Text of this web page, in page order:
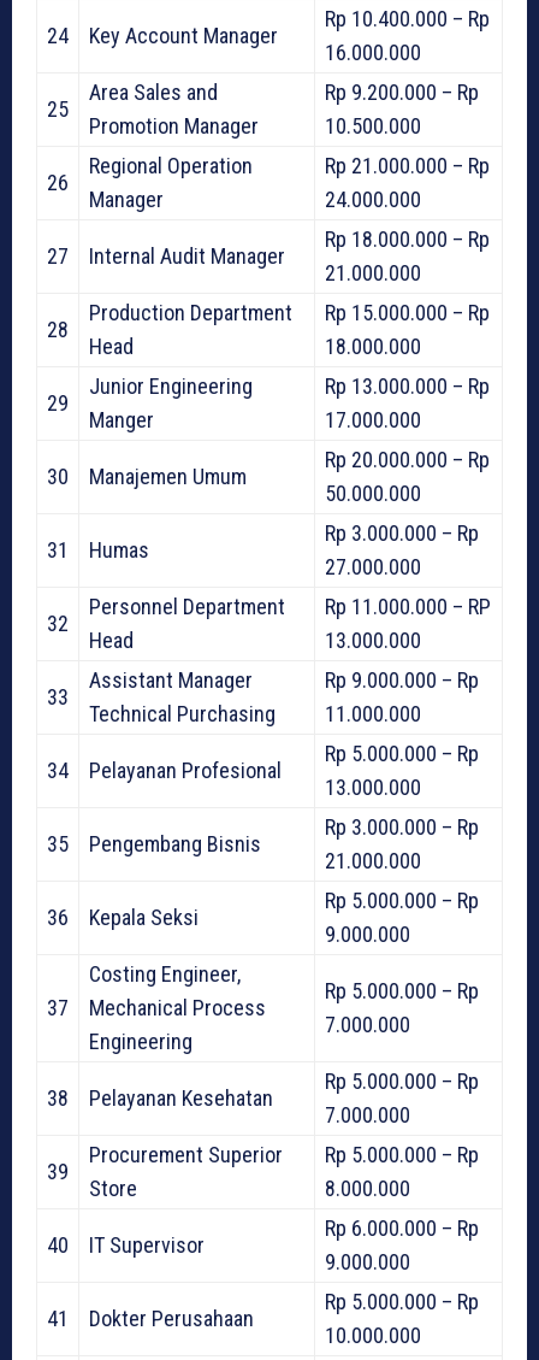
24 Key Account Manager
Rp 10.400.000 – Rp
16.000.000
25
Area Sales and
Promotion Manager
Rp 9.200.000 – Rp
10.500.000
26
Regional Operation
Manager
Rp 21.000.000 – Rp
24.000.000
27 Internal Audit Manager
Rp 18.000.000 – Rp
21.000.000
28
Production Department
Head
Rp 15.000.000 – Rp
18.000.000
29
Junior Engineering
Manger
Rp 13.000.000 – Rp
17.000.000
30 Manajemen Umum
Rp 20.000.000 – Rp
50.000.000
31 Humas
Rp 3.000.000 – Rp
27.000.000
32
Personnel Department
Head
Rp 11.000.000 – RP
13.000.000
33
Assistant Manager
Technical Purchasing
Rp 9.000.000 – Rp
11.000.000
34 Pelayanan Profesional
Rp 5.000.000 – Rp
13.000.000
35 Pengembang Bisnis
Rp 3.000.000 – Rp
21.000.000
36 Kepala Seksi
Rp 5.000.000 – Rp
9.000.000
37
Costing Engineer,
Mechanical Process
Engineering
Rp 5.000.000 – Rp
7.000.000
38 Pelayanan Kesehatan
Rp 5.000.000 – Rp
7.000.000
39
Procurement Superior
Store
Rp 5.000.000 – Rp
8.000.000
40 IT Supervisor
Rp 6.000.000 – Rp
9.000.000
41 Dokter Perusahaan
Rp 5.000.000 – Rp
10.000.000